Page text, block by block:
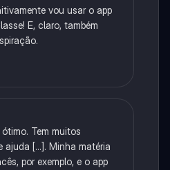
vou usar o app
E, claro, também
Tem muitos
ajuda [...]. Minha matéria
por exemplo, e o app